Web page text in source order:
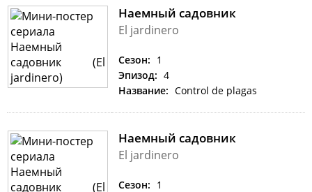
Наемный садовник
El jardinero
Сезон: 1
Эпизод: 4
Название: Control de plagas
Наемный садовник
El jardinero
Сезон: 1